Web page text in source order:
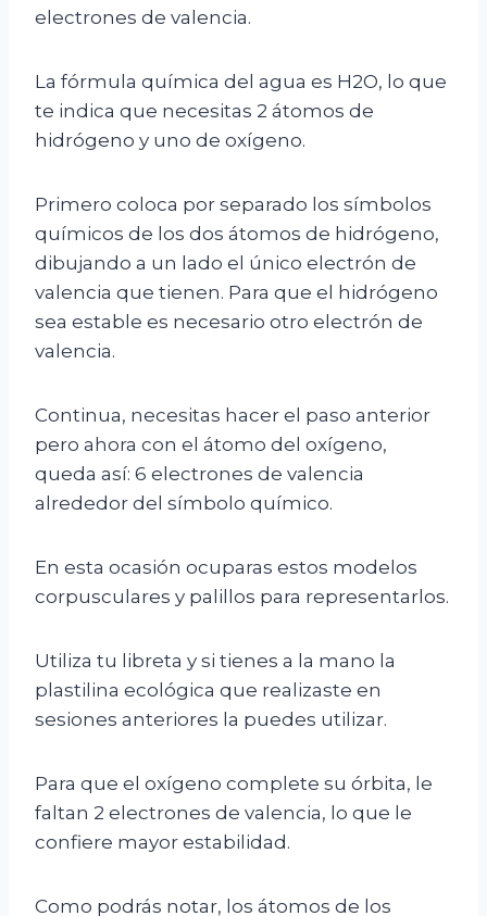
electrones de valencia.
La fórmula química del agua es H2O, lo que
te indica que necesitas 2 átomos de
hidrógeno y uno de oxígeno.
Primero coloca por separado los símbolos
químicos de los dos átomos de hidrógeno,
dibujando a un lado el único electrón de
valencia que tienen. Para que el hidrógeno
sea estable es necesario otro electrón de
valencia.
Continua, necesitas hacer el paso anterior
pero ahora con el átomo del oxígeno,
queda así: 6 electrones de valencia
alrededor del símbolo químico.
En esta ocasión ocuparas estos modelos
corpusculares y palillos para representarlos.
Utiliza tu libreta y si tienes a la mano la
plastilina ecológica que realizaste en
sesiones anteriores la puedes utilizar.
Para que el oxígeno complete su órbita, le
faltan 2 electrones de valencia, lo que le
confiere mayor estabilidad.
Como podrás notar, los átomos de los